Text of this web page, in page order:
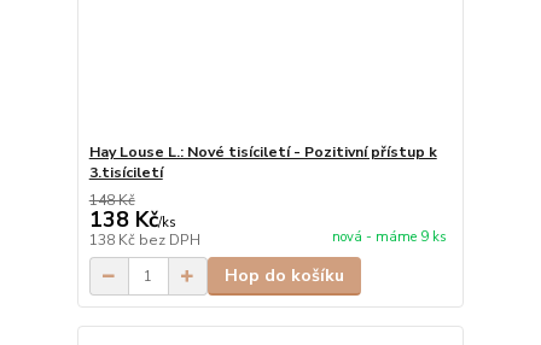
Hay Louse L.: Nové tisíciletí - Pozitivní přístup k
3.tisíciletí
148 Kč
138 Kč/ks
138 Kč bez DPH nová - máme 9 ks
Hop do košíku